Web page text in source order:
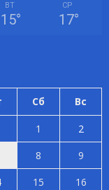
ВТ
15°
СР
17°
Сб Вс
1
2
8
9
15
16